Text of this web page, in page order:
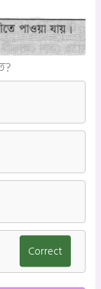
Correct